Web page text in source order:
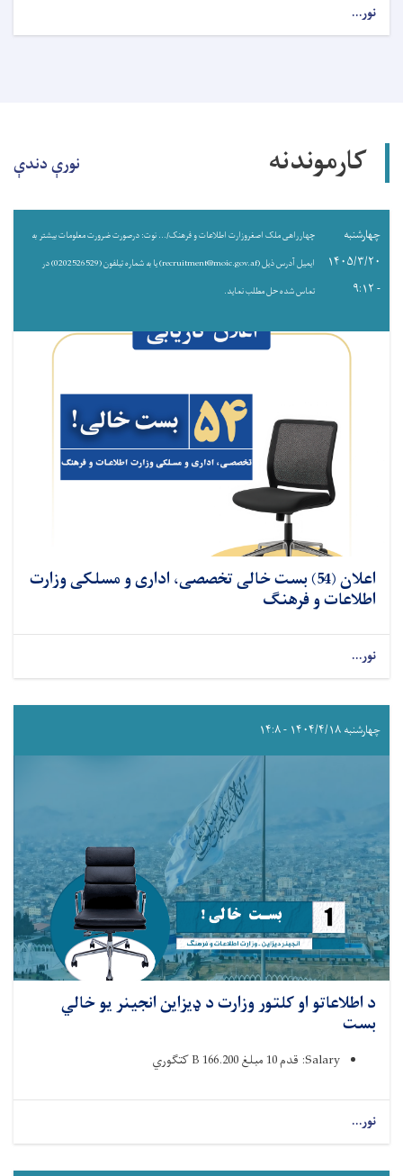
نور...
کارموندنه نورې دندې
چهارشنبه
۱۴۰۵/۳/۲۰
- ۹:۱۲
چهارراهی ملک اصغروزارت اطلاعات و فرهنک/... نوت: درصورت ضرورت معلومات بیشتر به
ایمیل آدرس ذیل (recruitment@moic.gov.af) یا به شماره تیلفون (0202526529) در
تماس شده حل مطلب نماید.
اعلان (54) بست خالی تخصصی، اداری و مسلکی وزارت
اطلاعات و فرهنگ
نور...
چهارشنبه ۱۴۰۴/۴/۱۸ - ۱۴:۸
د اطلاعاتو او کلتور وزارت د ډیزاین انجینر یو خالي
بست
Salary: قدم 10 مبلغ 166.200 B کتګوري ‌
نور...